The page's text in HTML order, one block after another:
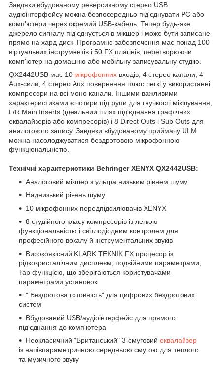
Завдяки вбудованому реверсивному стерео USB
аудіоінтерфейсу можна безпосередньо під'єднувати РС або
комп'ютери через окремий USB-кабель. Тепер будь-яке
джерело сигналу під'єднується в мікшер і може бути записане
прямо на хард диск. Програмне забезпечення має понад 100
віртуальних інструментів і 50 FX плагінів, перетворюючи
комп'ютер на домашню або мобільну записувальну студію.
QX2442USB має 10 мікрофонних входів, 4 стерео канали, 4
Aux-сили, 4 стерео Aux повернення плюс легкі у використанні
компресори на всі моно канали. Іншими важливими
характеристиками є чотири підгрупи для гнучкості мікшування,
L/R Main Inserts (ідеальний шлях під'єднання графічних
еквалайзерів або компресорів) і 8 Direct Outs і Sub Outs для
аналогового запису. Завдяки вбудованому приймачу ULM
можна насолоджуватися бездротовою мікрофонною
функціональністю.
Технічні характеристики Behringer XENYX QX2442USB:
Аналоговий мікшер з ультра низьким рівнем шуму
Наднизький рівень шуму
10 мікрофонних передпідсилювачів XENYX
8 студійного класу компресорів із легкою
функціональністю і світлодіодним контролем для
професійного вокалу й інструментальних звуків
Високоякісний KLARK TEKNIK FX процесор із
рідкокристалічним дисплеєм, подвійними параметрами,
Tap функцією, що зберігаються користувачами
параметрами установок
" Бездротова готовність" для цифрових бездротових
систем
Вбудований USB/аудіоінтерфейс для прямого
під'єднання до комп'ютера
Неокласичний "Британський" 3-смуговий еквалайзер
із напівпараметричною середньою смугою для теплого
та музичного звуку